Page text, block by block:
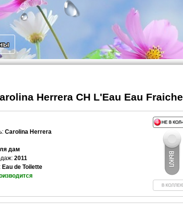
Herrera CH L'Eau Eau Fraiche
: Carolina Herrera
дам
2011
Eau de Toilette